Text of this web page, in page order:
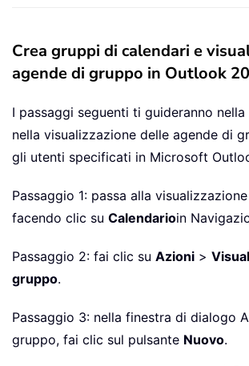
Crea gruppi di calendari e
agende di gruppo in Outlook
I passaggi seguenti ti guideranno
nella visualizzazione delle agende di
gli utenti specificati in Microsoft
Passaggio 1: passa alla
facendo clic su Calendarioin
Passaggio 2: fai clic su Azioni >
gruppo.
Passaggio 3: nella finestra di dialogo
gruppo, fai clic sul pulsante Nuovo.